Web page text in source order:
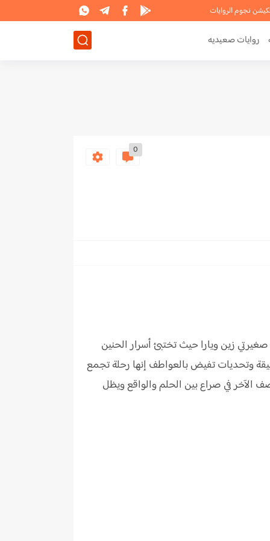
نجوم الروايات
روايات صعيديه
0
زين ويارا حيث تختبئ أسرار الحنين
وتحديات تفيض بالعواطف إنها رحلة تجمع
الآخر في صراع بين الحلم والواقع ويظل